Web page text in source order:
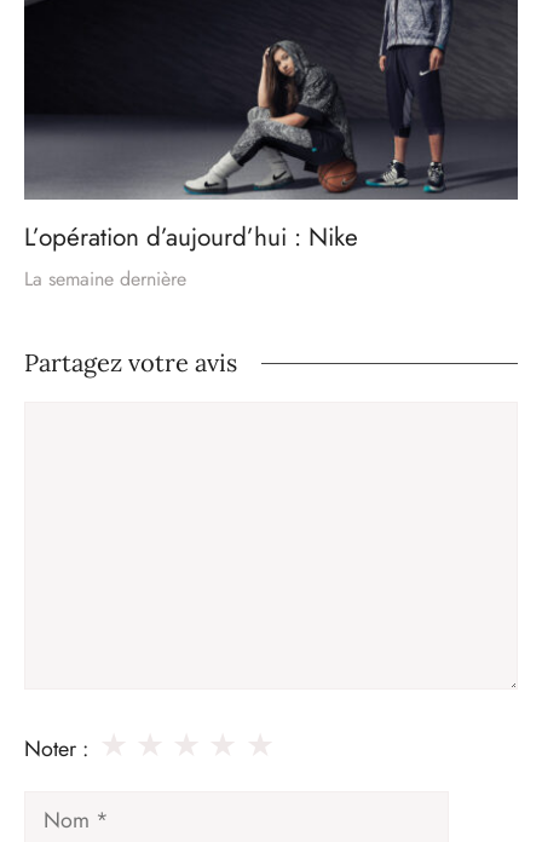
L’opération d’aujourd’hui : Nike
La semaine dernière
Partagez votre avis
Noter :
Nom